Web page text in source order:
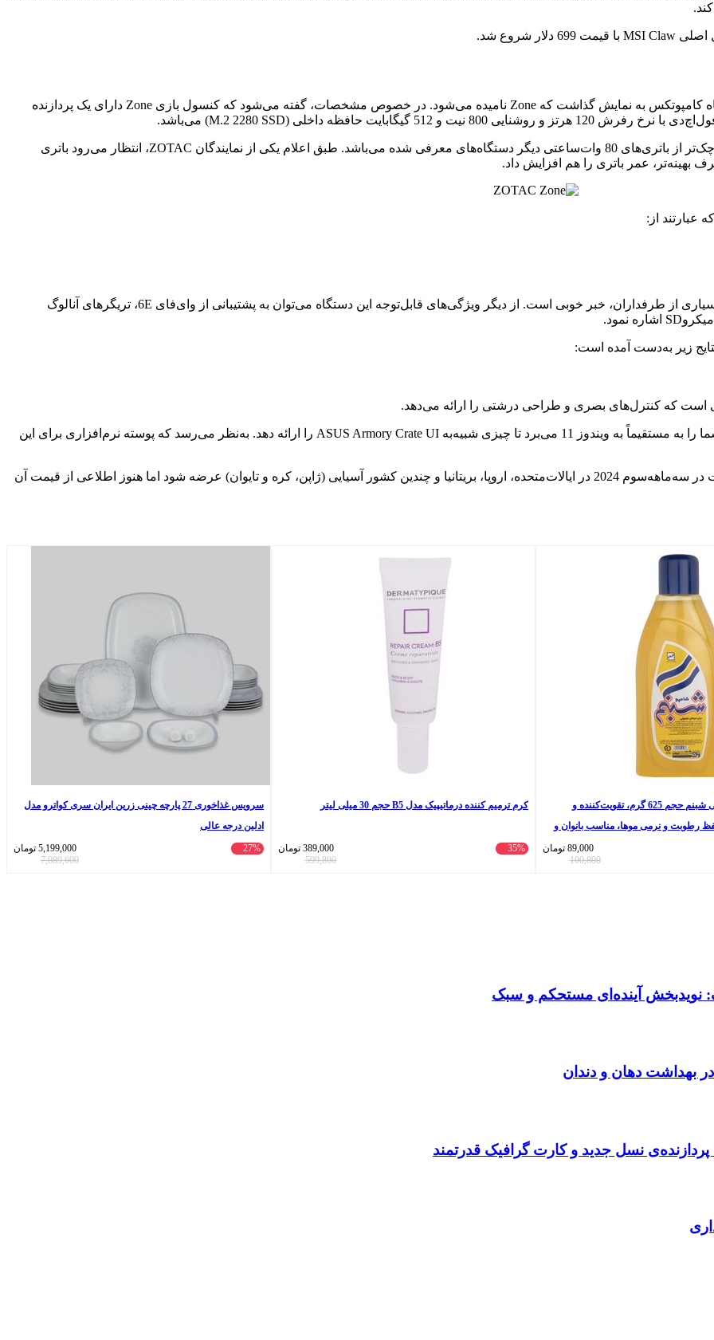
برند رایانه‌های شخصی ZOTAC هم یک ویندوز 11 دستی را در نمایشگاه کامپوتکس به نمایش گذاشت که Zone نامیده می‌شود. در خصوص مشخصات، گفته می‌شود که کنسول بازی Zone دارای یک پردازنده
این مدل توسط یک باتری 48.5 وات‌ساعتی تغذیه می‌شود که بسیار کوچک‌تر از باتری‌های 80 وات‌ساعتی دیگر دستگاه‌های معرفی شده می‌باشد. طبق اعلام یکی از نمایندگان ZOTAC، انتظار می‌رود باتری
عبارتند از:
گفتنی که این دستگاه دارای ترک پد دوگانه می‌باشد که مطمئناً برای بسیاری از طرفداران، خبر خوبی است. از دیگر ویژگی‌های قابل‌توجه این دستگاه می‌توان به پشتیبانی از وای‌فای 6E، تریگرهای آنالوگ
زیر به‌دست آمده است:
طبق بررسی صورت گرفته، وقتی دکمه هوم را فشار دهید، دستگاه شما را به مستقیماً به ویندوز 11 می‌برد تا چیزی شبیه‌به ASUS Armory Crate UI را ارائه دهد. به‌نظر می‌رسد که پوسته نرم‌افزاری برای این
، دستگاه Zone قرار است در سه‌ماهه‌سوم 2024 در ایالات‌متحده، اروپا، بریتانیا و چندین کشور آسیایی (ژاپن، کره و تایوان) عرضه شود اما هنوز اطلاعی از قیمت آن
شامپو موهای معمولی شبنم حجم 625 گرم، تقویت‌کننده و
رطوبت و نرمی موها، مناسب بانوان و
89,000 تومان
100,800
کرم ترمیم کننده درماتیپیک مدل B5 حجم 30 میلی لیتر
35%
389,000 تومان
599,800
سرویس غذاخوری 27 پارچه چینی زرین ایران سری کواترو مدل
ادلین درجه عالی
27%
5,199,000 تومان
7,089,600
نویدبخش آینده‌ای مستحکم و سبک
بهداشت دهان و دندان
نسل جدید و کارت گرافیک قدرتمند